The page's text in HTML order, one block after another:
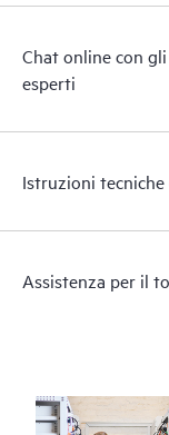
Chat online con
esperti
Istruzioni tecniche
Assistenza per il